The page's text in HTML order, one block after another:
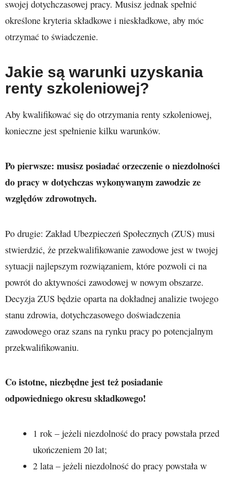
swojej dotychczasowej pracy. Musisz jednak spełnić
określone kryteria składkowe i nieskładkowe, aby móc
otrzymać to świadczenie.
Jakie są warunki uzyskania
renty szkoleniowej?
Aby kwalifikować się do otrzymania renty szkoleniowej,
konieczne jest spełnienie kilku warunków.
Po pierwsze: musisz posiadać orzeczenie o niezdolności
do pracy w dotychczas wykonywanym zawodzie ze
względów zdrowotnych.
Po drugie: Zakład Ubezpieczeń Społecznych (ZUS) musi
stwierdzić, że przekwalifikowanie zawodowe jest w twojej
sytuacji najlepszym rozwiązaniem, które pozwoli ci na
powrót do aktywności zawodowej w nowym obszarze.
Decyzja ZUS będzie oparta na dokładnej analizie twojego
stanu zdrowia, dotychczasowego doświadczenia
zawodowego oraz szans na rynku pracy po potencjalnym
przekwalifikowaniu.
Co istotne, niezbędne jest też posiadanie
odpowiedniego okresu składkowego!
1 rok – jeżeli niezdolność do pracy powstała przed
ukończeniem 20 lat;
2 lata – jeżeli niezdolność do pracy powstała w